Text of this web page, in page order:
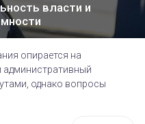
власти и
опирается на
административный
однако вопросы